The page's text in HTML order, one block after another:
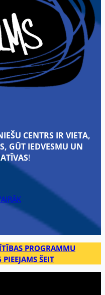
CENTRS IR VIETA,
GŪT IEDVESMU UN
!
PROGRAMMU
ŠEIT